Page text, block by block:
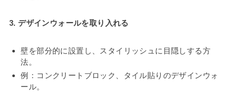
3. デザインウォールを取り入れる
壁を部分的に設置し、スタイリッシュに目隠しする方
法。
例：コンクリートブロック、タイル貼りのデザインウォ
ール。